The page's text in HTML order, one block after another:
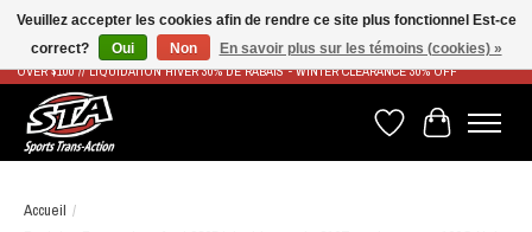
LIVRAISON RAPIDE ET GRATUITE À PARTIR DE 100$ - FAST & FREE SHIPPING ON ORDERS
OVER $100 // LIQUIDATION HIVER 30% DE RABAIS - WINTER CLEARANCE 30% OFF
Liste de souhaits
Panier
Accueil /
Veuillez accepter les cookies afin de rendre ce site plus fonctionnel Est-ce
correct?
Oui Non En savoir plus sur les témoins (cookies) »